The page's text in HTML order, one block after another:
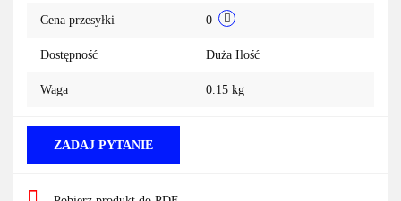
Cena przesyłki 0
Dostępność Duża Ilość
Waga 0.15 kg
ZADAJ PYTANIE